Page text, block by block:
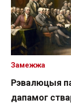
Рэвалюцыя
дапамог
Замежжа